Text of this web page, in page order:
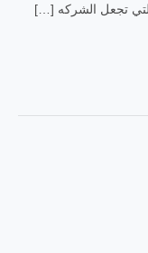
تجعل الشركه […]